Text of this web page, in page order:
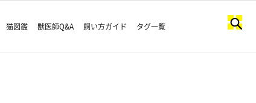
猫図鑑 獣医師Q&A 飼い方ガイド タグ一覧